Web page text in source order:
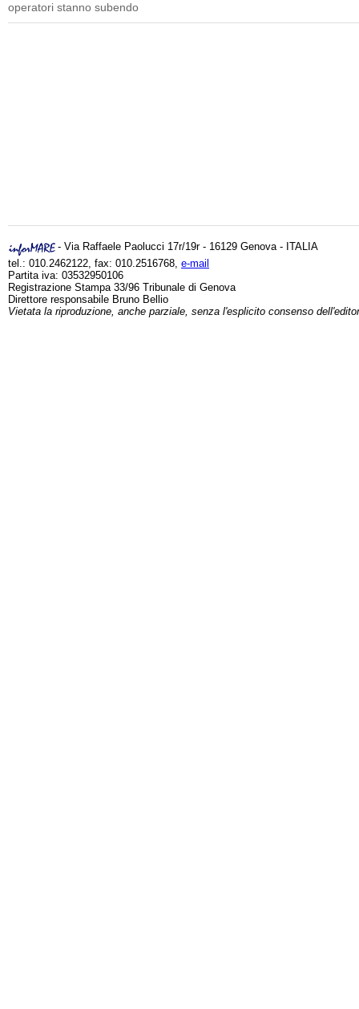
operatori stanno subendo
- Via Raffaele Paolucci 17r/19r - 16129 Genova - ITALIA
tel.: 010.2462122, fax: 010.2516768, e-mail
Partita iva: 03532950106
Registrazione Stampa 33/96 Tribunale di Genova
Direttore responsabile Bruno Bellio
Vietata la riproduzione, anche parziale, senza l'esplicito consenso